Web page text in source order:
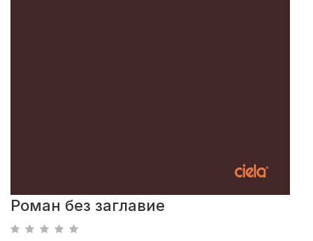
Роман без заглавие